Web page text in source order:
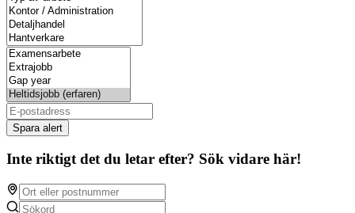
Spara alert
Inte riktigt det du letar efter? Sök vidare här!